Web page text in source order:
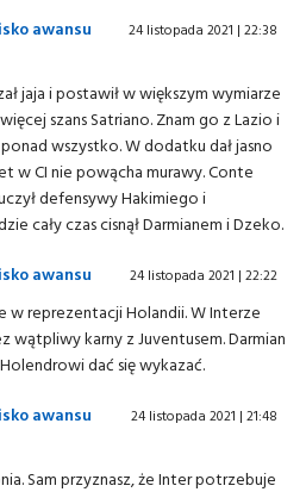
awansu
24 listopada 2021 | 22:38
jaja i postawił w większym wymiarze
szans Satriano. Znam go z Lazio i
wszystko. W dodatku dał jasno
w CI nie powącha murawy. Conte
defensywy Hakimiego i
cały czas cisnął Darmianem i Dzeko.
awansu
24 listopada 2021 | 22:22
w reprezentacji Holandii. W Interze
wątpliwy karny z Juventusem. Darmian
dać się wykazać.
awansu
24 listopada 2021 | 21:48
Sam przyznasz, że Inter potrzebuje